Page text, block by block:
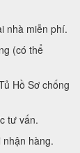
nhà miễn phí.
(có thể
Hồ Sơ chống
tư vấn.
hàng.